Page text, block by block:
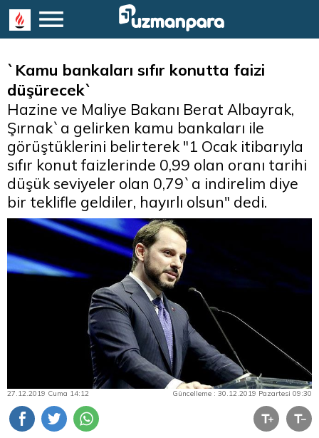
`Kamu bankaları sıfır konutta faizi
düşürecek`
Hazine ve Maliye Bakanı Berat Albayrak,
Şırnak`a gelirken kamu bankaları ile
görüştüklerini belirterek "1 Ocak itibarıyla
sıfır konut faizlerinde 0,99 olan oranı tarihi
düşük seviyeler olan 0,79`a indirelim diye
bir teklifle geldiler, hayırlı olsun" dedi.
27.12.2019 Cuma 14:12 Güncelleme : 30.12.2019 Pazartesi 09:30